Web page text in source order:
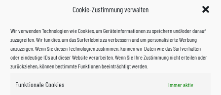
Cookie-Zustimmung verwalten
Wir verwenden Technologien wie Cookies, um Geräteinformationen zu speichern und/oder darauf
zuzugreifen. Wir tun dies, um das Surferlebnis zu verbessern und um personalisierte Werbung
anzuzeigen. Wenn Sie diesen Technologien zustimmen, können wir Daten wie das Surfverhalten
oder eindeutige IDs auf dieser Website verarbeiten. Wenn Sie Ihre Zustimmung nicht erteilen oder
zurückziehen, können bestimmte Funktionen beeinträchtigt werden.
Funktionale Cookies Immer aktiv